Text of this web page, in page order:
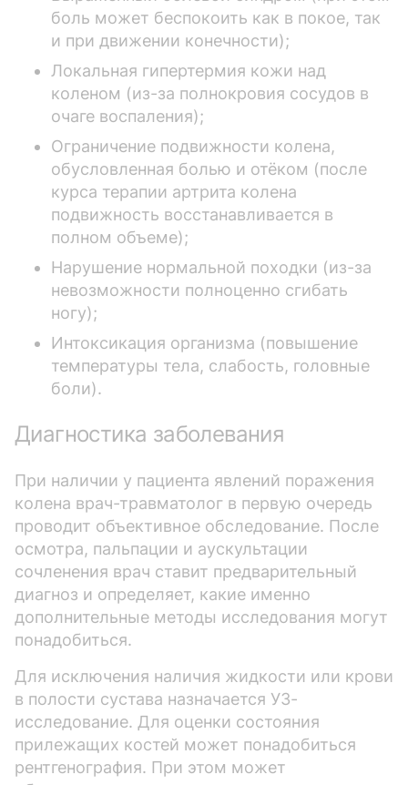
боль может беспокоить как в покое, так
и при движении конечности);
Локальная гипертермия кожи над
коленом (из-за полнокровия сосудов в
очаге воспаления);
Ограничение подвижности колена,
обусловленная болью и отёком (после
курса терапии артрита колена
подвижность восстанавливается в
полном объеме);
Нарушение нормальной походки (из-за
невозможности полноценно сгибать
ногу);
Интоксикация организма (повышение
температуры тела, слабость, головные
боли).
Диагностика заболевания
При наличии у пациента явлений поражения
колена врач-травматолог в первую очередь
проводит объективное обследование. После
осмотра, пальпации и аускультации
сочленения врач ставит предварительный
диагноз и определяет, какие именно
дополнительные методы исследования могут
понадобиться.
Для исключения наличия жидкости или крови
в полости сустава назначается УЗ-
исследование. Для оценки состояния
прилежащих костей может понадобиться
рентгенография. При этом может